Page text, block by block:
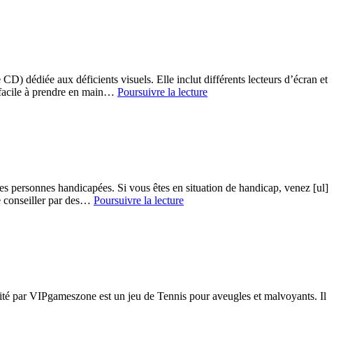
dédiée aux déficients visuels. Elle inclut différents lecteurs d’écran et
facile à prendre en main… Poursuivre la lectureSortie
handicapées. Si vous êtes en situation de handicap, venez [ul]
conseiller par des… Poursuivre la lecture1er
par VIPgameszone est un jeu de Tennis pour aveugles et malvoyants. Il